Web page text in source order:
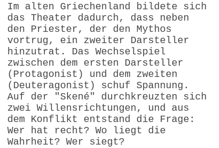
Im alten Griechenland bildete sich
das Theater dadurch, dass neben
den Priester, der den Mythos
vortrug, ein zweiter Darsteller
hinzutrat. Das Wechselspiel
zwischen dem ersten Darsteller
(Protagonist) und dem zweiten
(Deuteragonist) schuf Spannung.
Auf der "Skené" durchkreuzten sich
zwei Willens­richtungen, und aus
dem Konflikt entstand die Frage:
Wer hat recht? Wo liegt die
Wahrheit? Wer siegt?